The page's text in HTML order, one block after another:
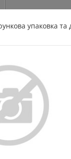
упаковка та